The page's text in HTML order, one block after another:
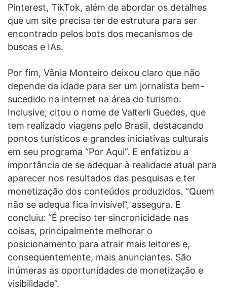
Pinterest, TikTok, além de abordar os detalhes
que um site precisa ter de estrutura para ser
encontrado pelos bots dos mecanismos de
buscas e IAs.
Por fim, Vânia Monteiro deixou claro que não
depende da idade para ser um jornalista bem-
sucedido na internet na área do turismo.
Inclusive, citou o nome de Valterli Guedes, que
tem realizado viagens pelo Brasil, destacando
pontos turísticos e grandes iniciativas culturais
em seu programa “Por Aqui”. E enfatizou a
importância de se adequar à realidade atual para
aparecer nos resultados das pesquisas e ter
monetização dos conteúdos produzidos. “Quem
não se adequa fica invisível”, assegura. E
concluiu: “É preciso ter sincronicidade nas
coisas, principalmente melhorar o
posicionamento para atrair mais leitores e,
consequentemente, mais anunciantes. São
inúmeras as oportunidades de monetização e
visibilidade”.